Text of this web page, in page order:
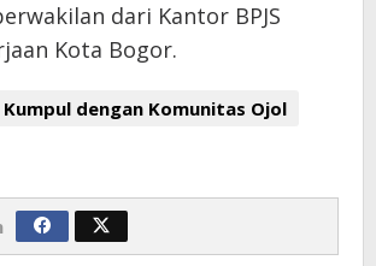
dari Kantor BPJS
Kota Bogor.
Kumpul dengan Komunitas Ojol